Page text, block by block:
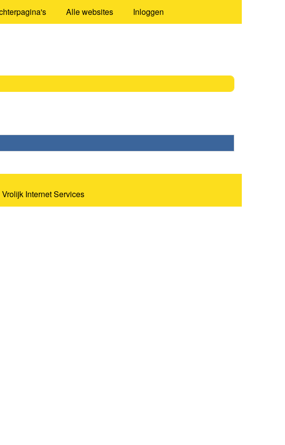
Alle websites Inloggen
Vrolijk Internet Services